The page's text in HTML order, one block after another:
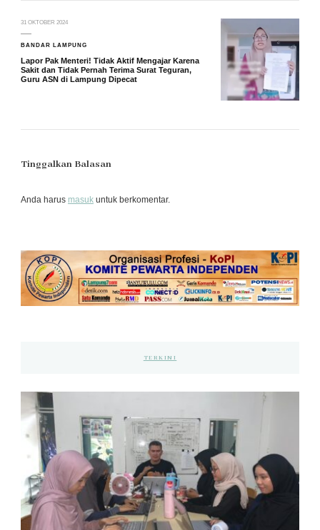
31 OKTOBER 2024
BANDAR LAMPUNG
Lapor Pak Menteri! Tidak Aktif Mengajar Karena
Sakit dan Tidak Pernah Terima Surat Teguran,
Guru ASN di Lampung Dipecat
Tinggalkan Balasan
Anda harus masuk untuk berkomentar.
TERKINI